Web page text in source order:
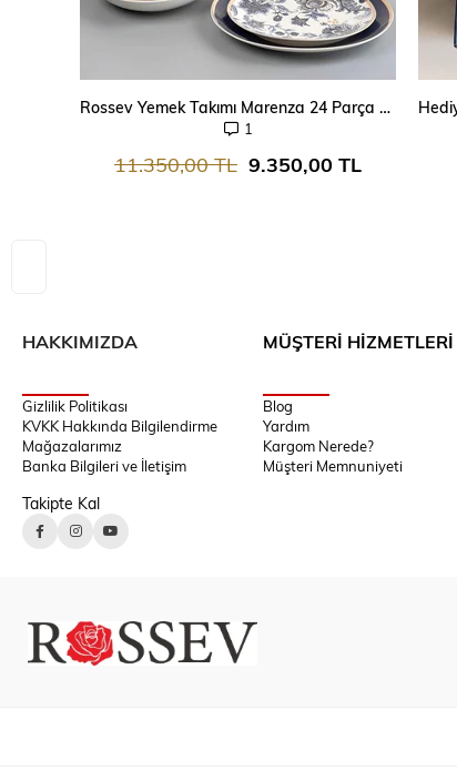
Rossev Yemek Takımı Marenza 24 Parça 6 Kişilik
1
9.350,00 TL
11.350,00 TL
HAKKIMIZDA
Gizlilik Politikası
KVKK Hakkında Bilgilendirme
Mağazalarımız
Banka Bilgileri ve İletişim
Takipte Kal
MÜŞTERİ HİZMETLERİ
Blog
Yardım
Kargom Nerede?
Müşteri Memnuniyeti